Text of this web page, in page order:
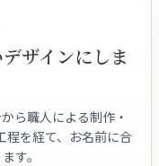
ザインにしま
ら職人による制作・
程を経て、お名前に合
す。